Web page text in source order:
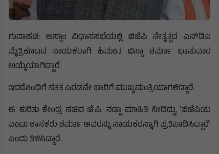
ಗುವಾಹಟಿ: ಅಸ್ಸಾಂ ವಿಧಾನಸಭೆಯಲ್ಲಿ ಬಿಜೆಪಿ ನೇತೃತ್ವದ ಎನ್‌ಡಿಎ
ಮೈತ್ರಿಕೂಟದ ನಾಯಕರಾಗಿ ಹಿಮಂತ ಬಿಸ್ವಾ ಶರ್ಮಾ ಭಾನುವಾರ
ಆಯ್ಕೆಯಾಗಿದ್ದಾರೆ.
ಇದರೊಂದಿಗೆ ಸತತ ಎರಡನೇ ಬಾರಿಗೆ ಮುಖ್ಯಮಂತ್ರಿಯಾಗಲಿದ್ದಾರೆ.
ಈ ಕುರಿತು ಕೇಂದ್ರ ಸಚಿವ ಜೆ.ಪಿ. ನಡ್ಡಾ ಮಾಹಿತಿ ನೀಡಿದ್ದು, 'ಬಿಜೆಪಿಯ
ಎಂಟು ಶಾಸಕರು ಶರ್ಮಾ ಅವರನ್ನು ನಾಯಕರನ್ನಾಗಿ ಪ್ರತಿಪಾದಿಸಿದ್ದಾರೆ'
ಎಂದು ತಿಳಿಸಿದ್ದಾರೆ.